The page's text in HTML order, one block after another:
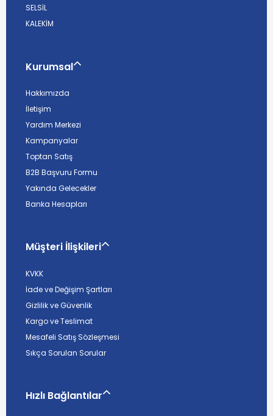
SELSİL
KALEKİM
Kurumsal
Hakkımızda
İletişim
Yardım Merkezi
Kampanyalar
Toptan Satış
B2B Başvuru Formu
Yakında Gelecekler
Banka Hesapları
Müşteri İlişkileri
KVKK
İade ve Değişim Şartları
Gizlilik ve Güvenlik
Kargo ve Teslimat
Mesafeli Satış Sözleşmesi
Sıkça Sorulan Sorular
Hızlı Bağlantılar